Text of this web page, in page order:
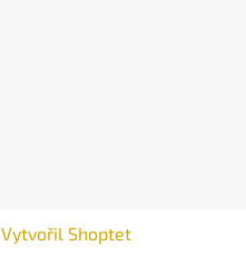
Vytvořil Shoptet